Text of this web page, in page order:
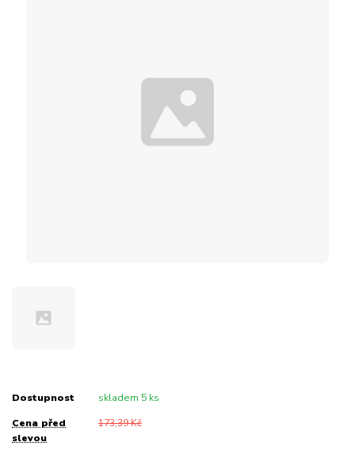
Dostupnost skladem 5 ks
Cena před
slevou
173,39 Kč